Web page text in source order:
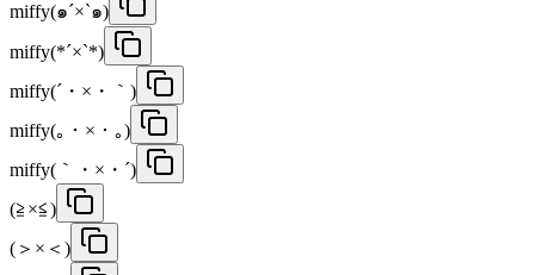
miffy(๑´×`๑)
miffy(*´×`*)
miffy(´・×・｀)
miffy(｡・×・｡)
miffy(｀・×・´)
(≧×≦)
(＞×＜)